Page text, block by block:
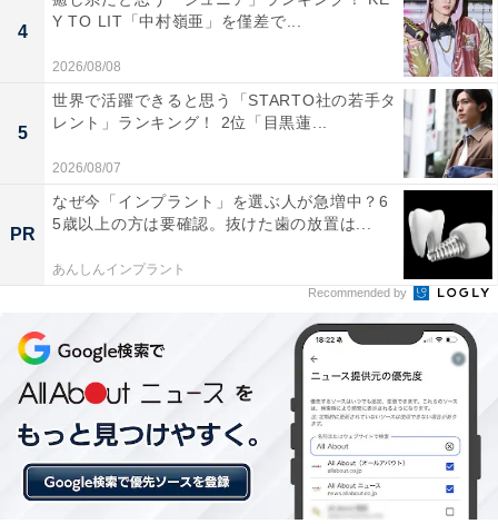
10位までの全ランキング結果を見
こちらもおすすめ
「ナンバープレートにしたい」と思う茨城県の
4
Y TO LIT「中村嶺亜」を僅差で...
2026/08/08
5
世界で活躍できると思う「STARTO社の若手タ
レント」ランキング！ 2位「目黒蓮...
2026/08/07
PR
なぜ今「インプラント」を選ぶ人が急増中？6
5歳以上の方は要確認。抜けた歯の放置は...
あんしんインプラント
Recommended by